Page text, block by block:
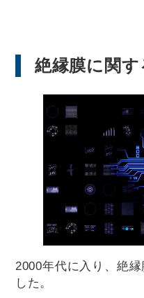
絶縁膜に関す
2000年代に入り、絶
した。